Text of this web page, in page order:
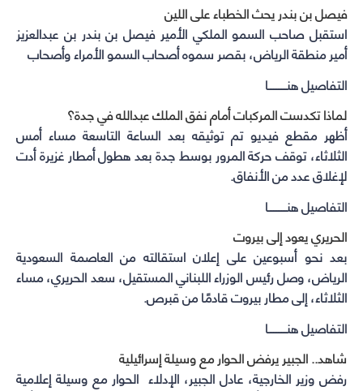
فيصل بن بندر يحث الخطباء على اللين
استقبل صاحب السمو الملكي الأمير فيصل بن بندر بن عبدالعزيز
أمير منطقة الرياض، بقصر سموه أصحاب السمو الأمراء وأصحاب
التفاصيل هنـــــــــــا
لماذا تكدست المركبات أمام نفق الملك عبدالله في جدة؟
أظهر مقطع فيديو تم توثيقه بعد الساعة التاسعة مساء أمس
الثلاثاء، توقف حركة المرور بوسط جدة بعد هطول أمطار غزيرة أدت
لإغلاق عدد من الأنفاق.
التفاصيل هنـــــــــــا
الحريري يعود إلى بيروت
بعد نحو أسبوعين على إعلان استقالته من العاصمة السعودية
الرياض، وصل رئيس الوزراء اللبناني المستقيل، سعد الحريري، مساء
الثلاثاء، إلى مطار بيروت قادمًا من قبرص.
التفاصيل هنـــــــــــا
شاهد.. الجبير يرفض الحوار مع وسيلة إسرائيلية
رفض وزير الخارجية، عادل الجبير، الإدلاء الحوار مع وسيلة إعلامية